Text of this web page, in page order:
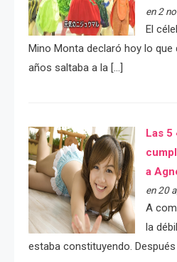
en 2
El
Mino Monta declaró hoy lo que
años saltaba a la […]
Las 5
a
en 20
A
la
estaba constituyendo. Después